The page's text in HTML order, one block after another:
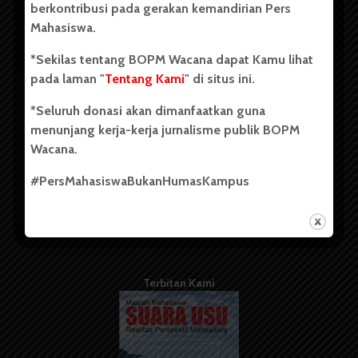
Kontribusi
Info Iklan
Pedoman Media Siber
Kode Etik Jurnalistik
Terbitan Kami
berkontribusi pada gerakan kemandirian Pers
Mahasiswa.
*Sekilas tentang BOPM Wacana dapat Kamu lihat
pada laman "Tentang Kami" di situs ini.
*Seluruh donasi akan dimanfaatkan guna
menunjang kerja-kerja jurnalisme publik BOPM
Wacana.
#PersMahasiswaBukanHumasKampus